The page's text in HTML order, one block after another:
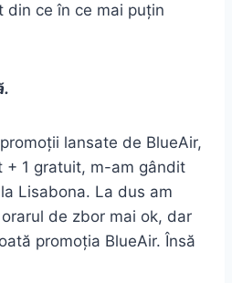
din ce în ce mai puțin
lansate de BlueAir,
+ 1 gratuit, m-am gândit
Lisabona. La dus am
de zbor mai ok, dar
promoția BlueAir. Însă